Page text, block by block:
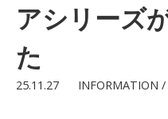
アシリーズ
た
25.11.27 INFORMATION /